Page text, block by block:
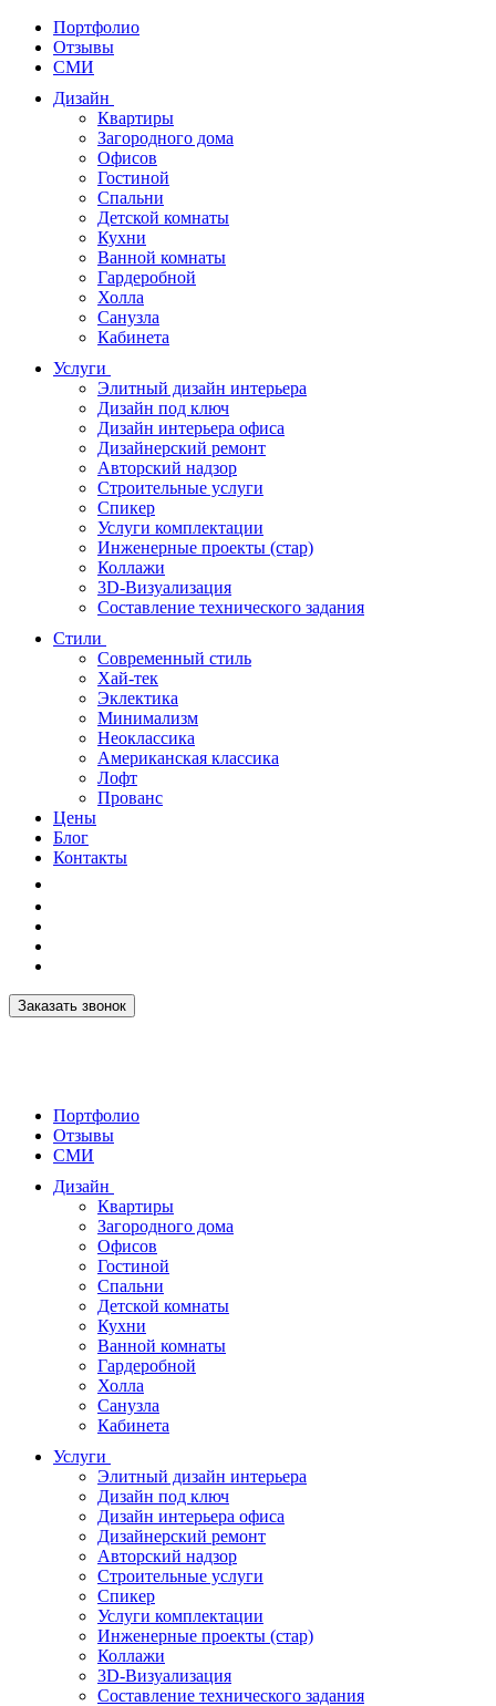
Портфолио
Отзывы
СМИ
Дизайн
Квартиры
Загородного дома
Офисов
Гостиной
Спальни
Детской комнаты
Кухни
Ванной комнаты
Гардеробной
Холла
Санузла
Кабинета
Услуги
Элитный дизайн интерьера
Дизайн под ключ
Дизайн интерьера офиса
Дизайнерский ремонт
Авторский надзор
Строительные услуги
Спикер
Услуги комплектации
Инженерные проекты (стар)
Коллажи
3D-Визуализация
Составление технического задания
Стили
Современный стиль
Хай-тек
Эклектика
Минимализм
Неоклассика
Американская классика
Лофт
Прованс
Цены
Блог
Контакты
Заказать звонок
Портфолио
Отзывы
СМИ
Дизайн
Квартиры
Загородного дома
Офисов
Гостиной
Спальни
Детской комнаты
Кухни
Ванной комнаты
Гардеробной
Холла
Санузла
Кабинета
Услуги
Элитный дизайн интерьера
Дизайн под ключ
Дизайн интерьера офиса
Дизайнерский ремонт
Авторский надзор
Строительные услуги
Спикер
Услуги комплектации
Инженерные проекты (стар)
Коллажи
3D-Визуализация
Составление технического задания